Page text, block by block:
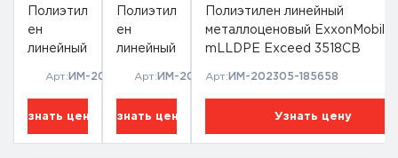
Полиэтил
ен
линейный
bil
mLLDPE
Арт: ИМ-202305-185854
Узнать цену
Полиэтил
ен
линейный
bil
mLLDPE
Арт: ИМ-202211-150321
Узнать цену
Полиэтилен линейный
металлоценовый ExxonMobil
mLLDPE Exceed 3518CB
Арт: ИМ-202305-185658
Узнать цену